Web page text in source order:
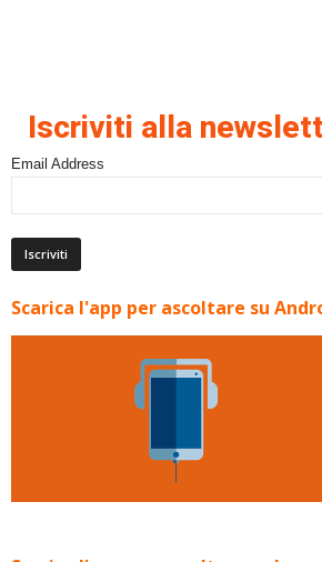
Iscriviti alla
Email Address
Scarica l'app per ascoltare su